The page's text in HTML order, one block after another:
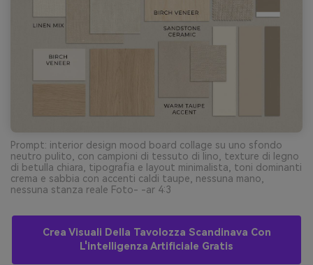
Prompt: interior design mood board collage su uno sfondo
neutro pulito, con campioni di tessuto di lino, texture di legno
di betulla chiara, tipografia e layout minimalista, toni dominanti
crema e sabbia con accenti caldi taupe, nessuna mano,
nessuna stanza reale Foto- -ar 4:3
Crea Visuali Della Tavolozza Scandinava Con
L'intelligenza Artificiale Gratis